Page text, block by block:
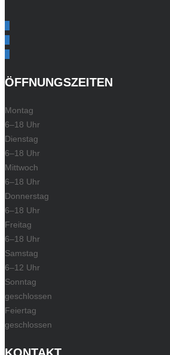
ÖFFNUNGSZEITEN
Montag
6–18 Uhr
Dienstag
6–18 Uhr
Mittwoch
6–18 Uhr
Donnerstag
6–18 Uhr
Freitag
6–18 Uhr
Samstag
6–12 Uhr
Sonntag
geschlossen
Feiertag
geschlossen